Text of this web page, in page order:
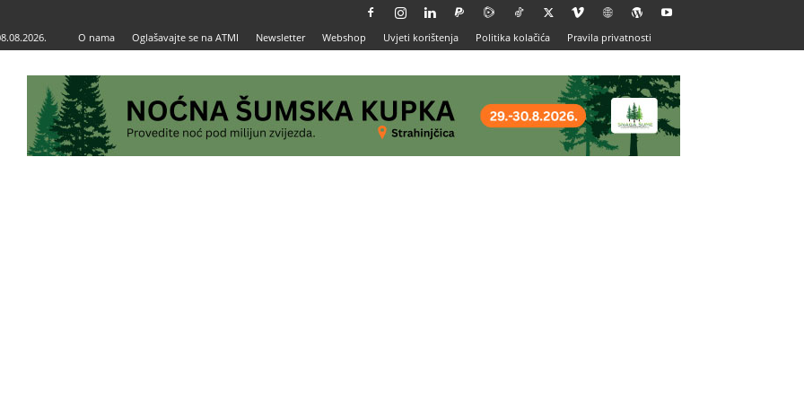
O nama Oglašavajte se na ATMI Newsletter Webshop Uvjeti korištenja Politika kolačića Pravila privatnosti